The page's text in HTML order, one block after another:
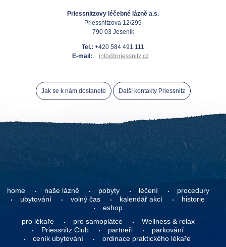
Priessnitzovy léčebné lázně a.s.
Priessnitzova 12/299
790 03 Jeseník
Tel.: +420 584 491 111
E-mail:
info@priessnitz.cz
Jak se k nám dostanete Další kontakty Priessnitz
home naše lázně pobyty léčení
procedury
ubytování
volný čas kalendář akcí
historie
eshop
pro lékaře
pro samoplátce
Wellness & relax
Priessnitz Club
partneři
parkování
ceník ubytování
ordinace praktického lékaře